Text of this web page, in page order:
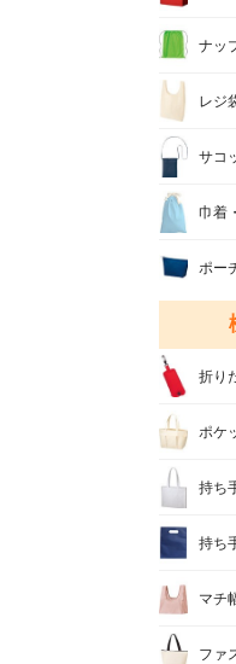
ナッ
レジ
サコ
巾着
ポー
折り
ポケ
持ち
持ち
マチ
ファ